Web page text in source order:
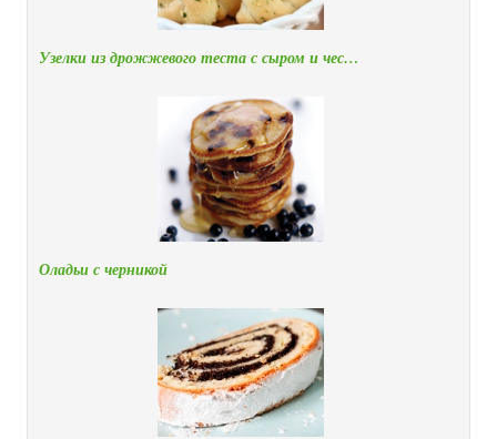
Узелки из дрожжевого теста с сыром и чес…
Оладьи с черникой